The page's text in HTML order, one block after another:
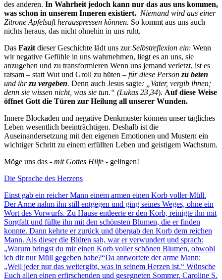
des anderen. In Wahrheit jedoch kann nur das aus uns kommen,
was schon in unserem Inneren existiert. Niemand wird aus einer
Zitrone Apfelsaft herauspressen können. So kommt aus uns auch
nichts heraus, das nicht ohnehin in uns ruht.
Das Fazit dieser Geschichte lädt uns zurSelbstreflexion ein: Wenn
wir negative Gefühle in uns wahrnehmen, liegt es an uns, sie
anzugehen und zu transformieren Wenn uns jemand verletzt, ist es
ratsam – statt Wut und Groll zu hüten – für diese Person zu beten
und ihrzu vergeben. Denn auch Jesus sagte: „Vater, vergib ihnen;
denn sie wissen nicht, was sie tun.“ (Lukas 23,34). Auf diese Weise
öffnet Gott die Türen zur Heilung all unserer Wunden.
Innere Blockaden und negative Denkmuster können unser tägliches
Leben wesentlich beeinträchtigen. Deshalb ist die
Auseinandersetzung mit den eigenen Emotionen und Mustern ein
wichtiger Schritt zu einem erfüllten Leben und geistigem Wachstum.
Möge uns das - mit Gottes Hilfe - gelingen!
Die Sprache des Herzens
Einst gab ein reicher Mann einem armen einen Korb voller Müll.
Der Arme nahm ihn still entgegen und ging seines Weges, ohne ein
Wort des Vorwurfs. Zu Hause entleerte er den Korb, reinigte ihn mit
Sorgfalt und füllte ihn mit den schönsten Blumen, die er finden
konnte. Dann kehrte er zurück und übergab den Korb dem reichen
Mann. Als dieser die Blüten sah, war er verwundert und sprach:
„Warum bringst du mir einen Korb voller schönen Blumen, obwohl
ich dir nur Müll gegeben habe?“Da antwortete der arme Mann:
„Weil jeder nur das weitergibt, was in seinem Herzen ist.“ Wünsche
Euch allen einen erfirschenden und gesegneten Sommer. Caroline S.